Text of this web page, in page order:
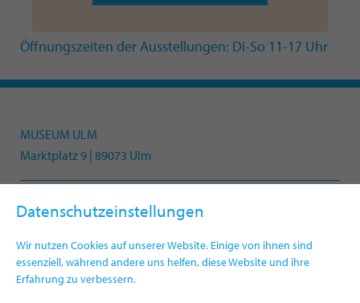
Datenschutzeinstellungen
Wir nutzen Cookies auf unserer Website. Einige von ihnen sind
essenziell, während andere uns helfen, diese Website und ihre
Erfahrung zu verbessern.
Öffnungszeiten der Ausstellungen: Di-So 11-17 Uhr
MUSEUM ULM
Marktplatz 9 | 89073 Ulm
Telefon +49(0)731 161-4330
www.museumulm.de